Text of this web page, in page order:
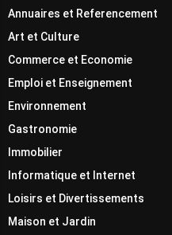
Annuaires et Referencement
Art et Culture
Commerce et Economie
Emploi et Enseignement
Environnement
Gastronomie
Immobilier
Informatique et Internet
Loisirs et Divertissements
Maison et Jardin